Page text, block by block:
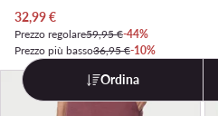
Prezzo attuale
32,99€
Prezzo regolare59,95 €-44%
Prezzo più basso36,95 €-10%
Ordina